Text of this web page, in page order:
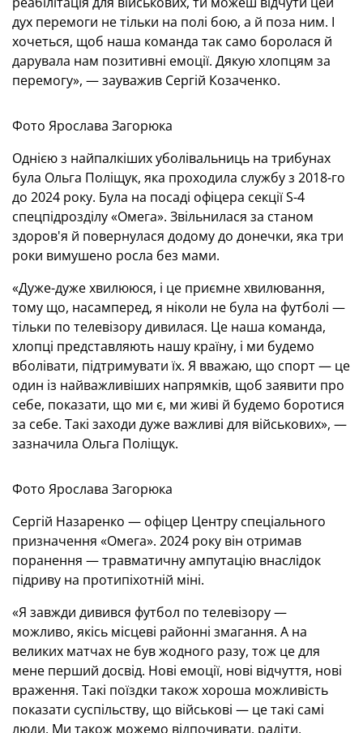
дух перемоги не тільки на полі бою, а й поза ним. І
хочеться, щоб наша команда так само боролася й
дарувала нам позитивні емоції. Дякую хлопцям за
перемогу», — зауважив Сергій Козаченко.
Фото Ярослава Загорюка
Однією з найпалкіших уболівальниць на трибунах
була Ольга Поліщук, яка проходила службу з 2018-го
до 2024 року. Була на посаді офіцера секції S-4
спецпідрозділу «Омега». Звільнилася за станом
здоров'я й повернулася додому до донечки, яка три
роки вимушено росла без мами.
«Дуже-дуже хвилююся, і це приємне хвилювання,
тому що, насамперед, я ніколи не була на футболі —
тільки по телевізору дивилася. Це наша команда,
хлопці представляють нашу країну, і ми будемо
вболівати, підтримувати їх. Я вважаю, що спорт — це
один із найважливіших напрямків, щоб заявити про
себе, показати, що ми є, ми живі й будемо боротися
за себе. Такі заходи дуже важливі для військових», —
зазначила Ольга Поліщук.
Фото Ярослава Загорюка
Сергій Назаренко — офіцер Центру спеціального
призначення «Омега». 2024 року він отримав
поранення — травматичну ампутацію внаслідок
підриву на протипіхотній міні.
«Я завжди дивився футбол по телевізору —
можливо, якісь місцеві районні змагання. А на
великих матчах не був жодного разу, тож це для
мене перший досвід. Нові емоції, нові відчуття, нові
враження. Такі поїздки також хороша можливість
показати суспільству, що військові — це такі самі
люди. Ми також можемо відпочивати, радіти,